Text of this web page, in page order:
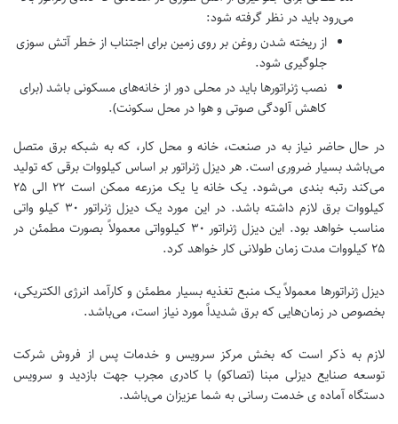
می‌رود باید در نظر گرفته شود:
از ریخته شدن روغن بر روی زمین برای اجتناب از خطر آتش سوزی
جلوگیری شود.
نصب ژنراتورها باید در محلی دور از خانه‌های مسکونی باشد (برای
کاهش آلودگی صوتی و هوا در محل سکونت).
در حال حاضر نیاز به در صنعت، خانه و محل کار، که به شبکه برق متصل
می‌باشد بسیار ضروری است. هر دیزل ژنراتور بر اساس کیلووات برقی که تولید
می‌کند رتبه بندی می‌شود. یک خانه یا یک مزرعه ممکن است ۲۲ الی ۲۵
کیلووات برق لازم داشته باشد. در این مورد یک دیزل ژنراتور ۳۰ کیلو واتی
مناسب خواهد بود. این دیزل ژنراتور ۳۰ کیلوواتی معمولاً بصورت مطمئن در
۲۵ کیلووات مدت زمان طولانی کار خواهد کرد.
دیزل ژنراتورها معمولاً یک منبع تغذیه بسیار مطمئن و کارآمد انرژی الکتریکی،
بخصوص در زمان‌هایی که برق شدیداً مورد نیاز است، می‌باشد.
لازم به ذکر است که بخش مرکز سرویس و خدمات پس از فروش شرکت
توسعه صنایع دیزلی مبنا (تصاکو) با کادری مجرب جهت بازدید و سرویس
دستگاه آماده ی خدمت رسانی به شما عزیزان می‌باشد.